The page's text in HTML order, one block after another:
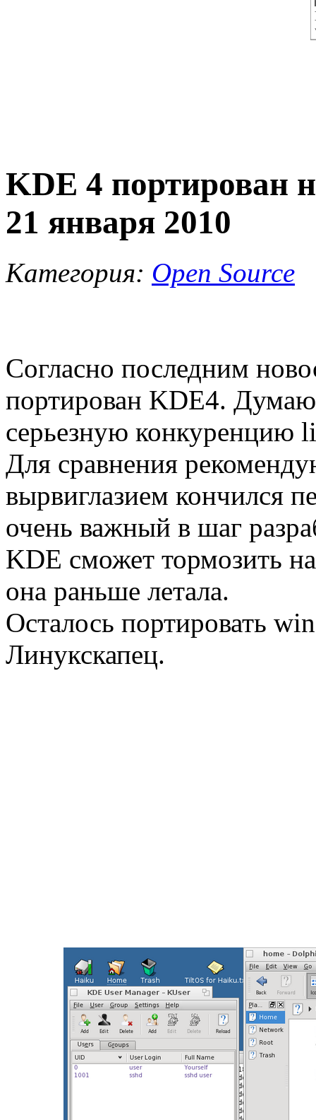
KDE 4 портирован
21 января 2010
Категория: Open Source
Согласно последним
портирован KDE4.
серьезную конкуренцию
Для сравнения
вырвиглазием кончился
очень важный в шаг
KDE сможет тормозить
она раньше летала.
Осталось портировать
Линукскапец.